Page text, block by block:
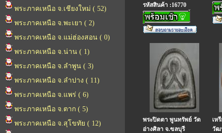
พระภาคเหนือ จ.เชียงใหม่ ( 52)
พระภาคเหนือ จ.พะเยา ( 2)
พระภาคเหนือ จ.แม่ฮ่องสอน ( 0)
พระภาคเหนือ จ.น่าน ( 1)
พระภาคเหนือ จ.ลำพูน ( 3)
พระภาคเหนือ จ.ลำปาง ( 11)
พระภาคเหนือ จ.แพร่ ( 6)
พระภาคเหนือ จ.ตาก ( 5)
พระภาคเหนือ จ.สุโขทัย ( 12)
รหัสสินค้า :16770
พระปิดตา พูนทรัพย์ วัด
อ่างศิลา จ.ฃลบุรี
เห
วัฒ